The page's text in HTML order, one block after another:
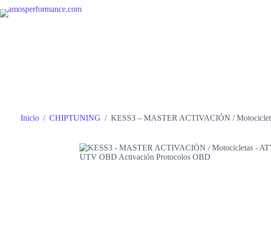
al
Inicio / CHIPTUNING / KESS3 – MASTER ACTIVACIÓN /